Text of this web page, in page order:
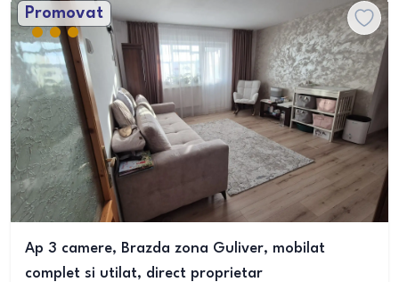
Promovat
Ap 3 camere, Brazda zona Guliver, mobilat
complet si utilat, direct proprietar